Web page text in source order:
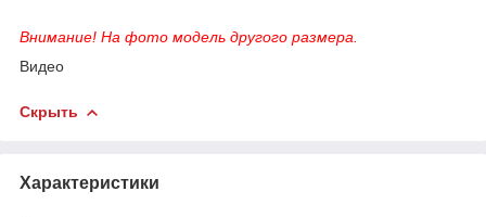
Внимание! На фото модель другого размера.
Видео
Скрыть
Характеристики